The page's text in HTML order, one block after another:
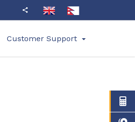
Customer Support